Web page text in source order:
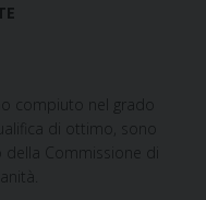
compiuto nel grado
di ottimo, sono
Commissione di